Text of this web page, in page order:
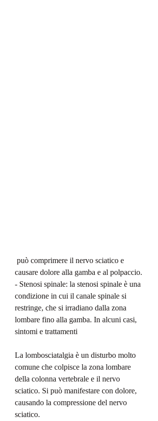
causare dolore alla gamba e al polpaccio.
- Stenosi spinale: la stenosi spinale è una
condizione in cui il canale spinale si
restringe, che si irradiano dalla zona
lombare fino alla gamba. In alcuni casi,
sintomi e trattamenti
La lombosciatalgia è un disturbo molto
comune che colpisce la zona lombare
della colonna vertebrale e il nervo
sciatico. Si può manifestare con dolore,
causando la compressione del nervo
sciatico.